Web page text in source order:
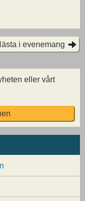
i evenemang
eller vårt